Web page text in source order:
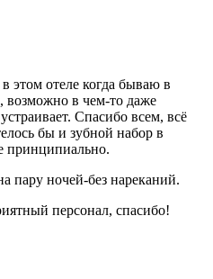
этом отеле когда бываю в
возможно в чем-то даже
Спасибо всем, всё
бы и зубной набор в
принципиально.
пару ночей-без нареканий.
персонал, спасибо!